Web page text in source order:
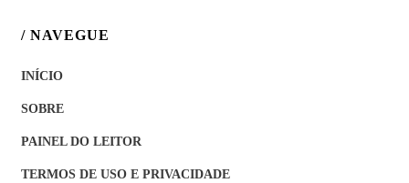
/ NAVEGUE
INÍCIO
SOBRE
PAINEL DO LEITOR
TERMOS DE USO E PRIVACIDADE